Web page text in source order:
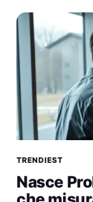
TRENDIEST
Nasce